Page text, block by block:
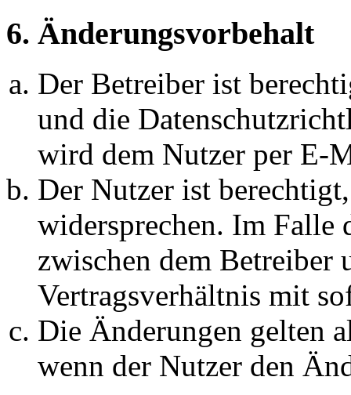
6. Änderungsvorbehalt
Der Betreiber ist
und die
wird dem Nutzer per E-
Der Nutzer ist
widersprechen. Im Falle
zwischen dem Betreiber
Vertragsverhältnis mit
Die Änderungen gelten
wenn der Nutzer den